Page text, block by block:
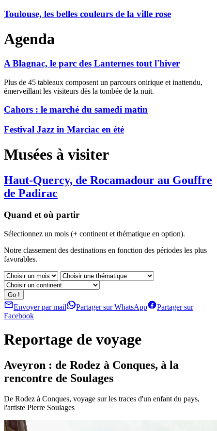
Toulouse, les belles couleurs de la ville rose
Agenda
A Blagnac, le parc des Lanternes tout l'hiver
Plus de 45 tableaux composent un parcours onirique et inattendu,
émerveillant les visiteurs dès la tombée de la nuit.
Cahors : le marché du samedi matin
Festival Jazz in Marciac en été
Musées à visiter
Haut-Quercy, de Rocamadour au Gouffre
de Padirac
Quand et où partir
Sélectionnez un mois (+ continent et thématique en option).
Notre classement des destinations en fonction des périodes les plus
favorables.
Envoyer par mail Partager sur WhatsApp
Partager sur
Facebook
Reportage de voyage
Aveyron : de Rodez à Conques, à la
rencontre de Soulages
De Rodez à Conques, voyage sur les traces d'un enfant du pays,
l'artiste Pierre Soulages